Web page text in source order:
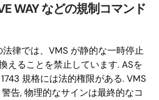
WAY などの規制コマンド
律では、VMS が静的な一時停止
えることを禁止しています. ASを
規格には法的権限がある. VMS
告, 物理的なサインは最終的なコ